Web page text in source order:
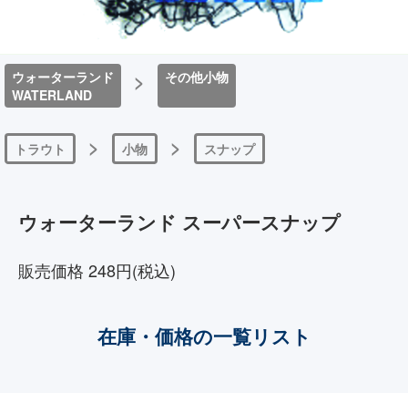
ウォーターランド
WATERLAND
> その他小物
トラウト > 小物 > スナップ
ウォーターランド スーパースナップ
販売価格 248円(税込)
在庫・価格の一覧リスト